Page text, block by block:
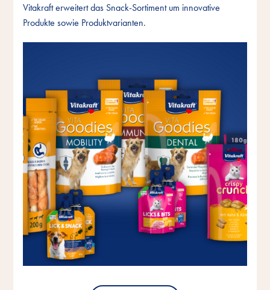
Vitakraft erweitert das Snack-Sortiment um innovative
Produkte sowie Produktvarianten.